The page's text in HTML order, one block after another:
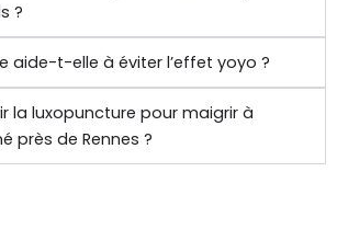
?
aide-t-elle à éviter l’effet yoyo ?
la luxopuncture pour maigrir à
près de Rennes ?